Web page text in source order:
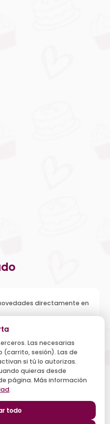
directamente en
y el tratamiento de mi
. Puedo darme de baja
Las necesarias
sesión). Las de
si tú lo autorizas.
quieras desde
página. Más información
.
todo